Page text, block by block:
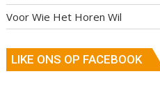
Voor Wie Het Horen Wil
LIKE ONS OP FACEBOOK